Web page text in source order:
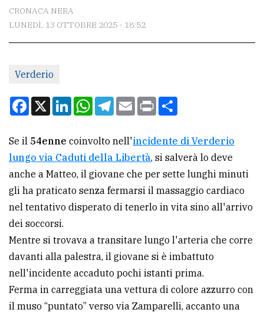
Scrivici
pubblicità
CERCA
Cerca
comune
Ricerca
avanzata
LE
ALTRE
CRONACA NERA
LUNEDÌ, 13 OTTOBRE 2025 - 18:52
Verderio
Facebook
X LinkedInWhatsApp
Telegram
EmailPrint
Se il 54enne coinvolto nell'incidente di Verderio
lungo via Caduti della Libertà, si salverà lo deve
anche a Matteo, il giovane che per sette lunghi minuti
gli ha praticato senza fermarsi il massaggio cardiaco
nel tentativo disperato di tenerlo in vita sino all'arrivo
dei soccorsi.
Mentre si trovava a transitare lungo l'arteria che corre
davanti alla palestra, il giovane si è imbattuto
nell'incidente accaduto pochi istanti prima.
Ferma in carreggiata una vettura di colore azzurro con
il muso “puntato” verso via Zamparelli, accanto una